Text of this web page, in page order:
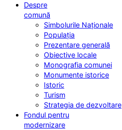
Despre
comună
Simbolurile Naționale
Populația
Prezentare generală
Obiective locale
Monografia comunei
Monumente istorice
Istoric
Turism
Strategia de dezvoltare
Fondul pentru
modernizare